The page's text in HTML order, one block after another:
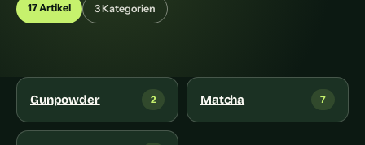
17 Artikel 3 Kategorien
Gunpowder 2 Matcha 7